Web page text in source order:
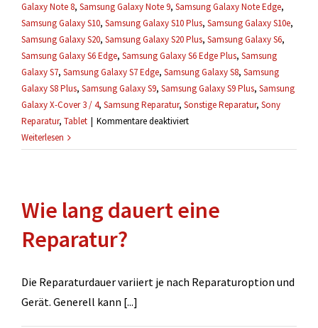
Galaxy Note 8, Samsung Galaxy Note 9, Samsung Galaxy Note Edge,
Samsung Galaxy S10, Samsung Galaxy S10 Plus, Samsung Galaxy S10e,
Samsung Galaxy S20, Samsung Galaxy S20 Plus, Samsung Galaxy S6,
Samsung Galaxy S6 Edge, Samsung Galaxy S6 Edge Plus, Samsung
Galaxy S7, Samsung Galaxy S7 Edge, Samsung Galaxy S8, Samsung
Galaxy S8 Plus, Samsung Galaxy S9, Samsung Galaxy S9 Plus, Samsung
Galaxy X-Cover 3 / 4, Samsung Reparatur, Sonstige Reparatur, Sony
Reparatur, Tablet | Kommentare deaktiviertfür
weiß
Reparatur
die
Weiterlesen
Wie lang dauert eine
Reparatur?
Die Reparaturdauer variiert je nach Reparaturoption und
Gerät. Generell kann [...]